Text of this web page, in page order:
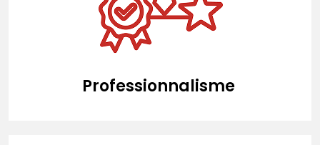
Professionnalisme